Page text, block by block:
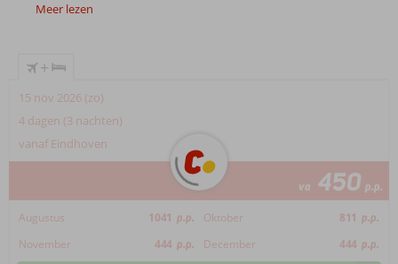
Meer lezen
+
15 nov 2026 (zo)
4 dagen (3 nachten)
vanaf Eindhoven
va 450 p.p.
Augustus 1041 p.p. Oktober 811 p.p.
November
444 p.p. December 444 p.p.